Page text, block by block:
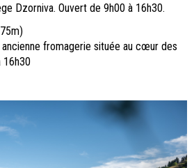
Dzorniva. Ouvert de 9h00 à 16h30.
fromagerie située au cœur des
16h30